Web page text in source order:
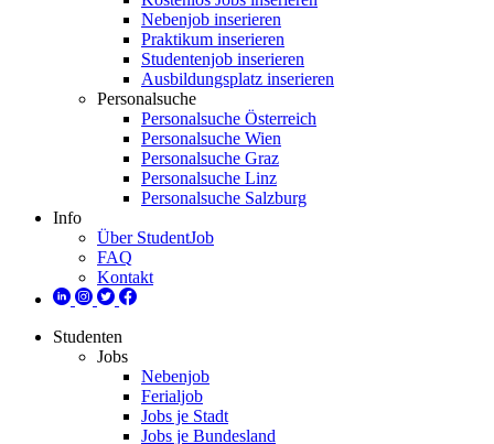
Nebenjob inserieren
Praktikum inserieren
Studentenjob inserieren
Ausbildungsplatz inserieren
Personalsuche
Personalsuche Österreich
Personalsuche Wien
Personalsuche Graz
Personalsuche Linz
Personalsuche Salzburg
Info
Über StudentJob
FAQ
Kontakt
Studenten
Jobs
Nebenjob
Ferialjob
Jobs je Stadt
Jobs je Bundesland